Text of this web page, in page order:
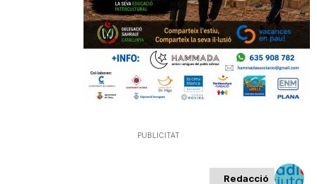
PUBLICITAT
Redacció